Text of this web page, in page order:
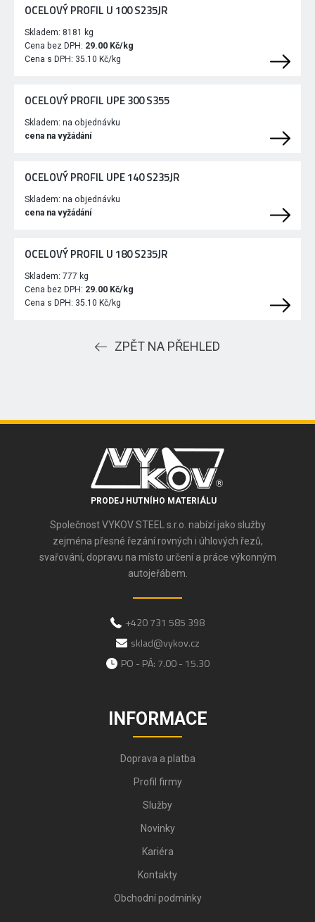
OCELOVÝ PROFIL U 100 S235JR
Skladem: 8181 kg
Cena bez DPH: 29.00 Kč/kg
Cena s DPH: 35.10 Kč/kg
OCELOVÝ PROFIL UPE 300 S355
Skladem: na objednávku
cena na vyžádání
OCELOVÝ PROFIL UPE 140 S235JR
Skladem: na objednávku
cena na vyžádání
OCELOVÝ PROFIL U 180 S235JR
Skladem: 777 kg
Cena bez DPH: 29.00 Kč/kg
Cena s DPH: 35.10 Kč/kg
ZPĚT NA PŘEHLED
PRODEJ HUTNÍHO MATERIÁLU
Společnost VYKOV STEEL s.r.o. nabízí jako služby
zejména přesné řezání rovných i úhlových řezů,
svařování, dopravu na místo určení a práce výkonným
autojeřábem.
+420 731 585 398
sklad@vykov.cz
PO - PÁ: 7.00 - 15.30
INFORMACE
Doprava a platba
Profil firmy
Služby
Novinky
Kariéra
Kontakty
Obchodní podmínky